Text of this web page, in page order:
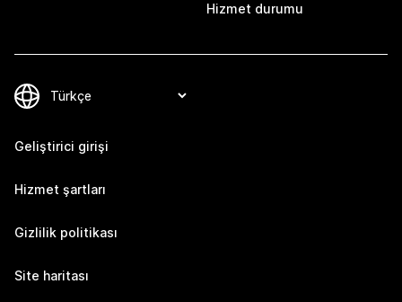
Hizmet durumu
Geliştirici girişi
Hizmet şartları
Gizlilik politikası
Site haritası